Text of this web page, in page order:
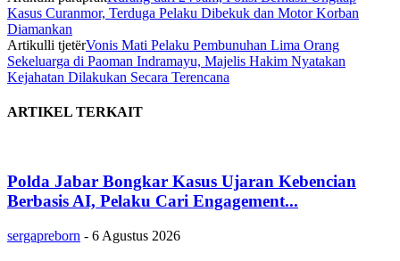
Kasus Curanmor, Terduga Pelaku Dibekuk dan Motor Korban
Diamankan
Artikulli tjetërVonis Mati Pelaku Pembunuhan Lima Orang
Sekeluarga di Paoman Indramayu, Majelis Hakim Nyatakan
Kejahatan Dilakukan Secara Terencana
ARTIKEL TERKAIT
Polda Jabar Bongkar Kasus Ujaran Kebencian
Berbasis AI, Pelaku Cari Engagement...
sergapreborn - 6 Agustus 2026